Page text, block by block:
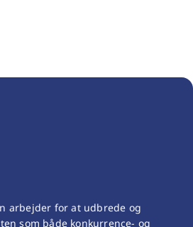
arbejder for at udbrede og
som både konkurrence- og